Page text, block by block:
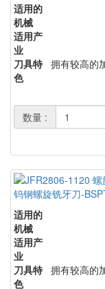
适用的
机械
适用产
业
刀具特
色
拥有较高的
数量 :
钨钢螺旋铣牙刀-
适用的
机械
适用产
业
刀具特
色
拥有较高的